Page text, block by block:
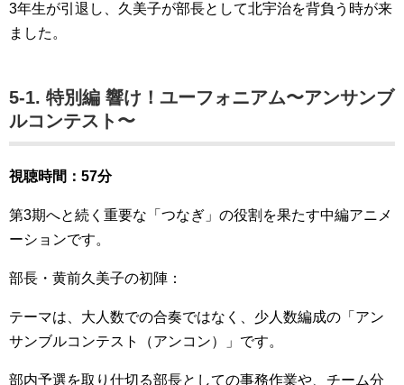
3年生が引退し、久美子が部長として北宇治を背負う時が来
ました。
5-1. 特別編 響け！ユーフォニアム〜アンサンブ
ルコンテスト〜
視聴時間：57分
第3期へと続く重要な「つなぎ」の役割を果たす中編アニメ
ーションです。
部長・黄前久美子の初陣：
テーマは、大人数での合奏ではなく、少人数編成の「アン
サンブルコンテスト（アンコン）」です。
部内予選を取り仕切る部長としての事務作業や、チーム分